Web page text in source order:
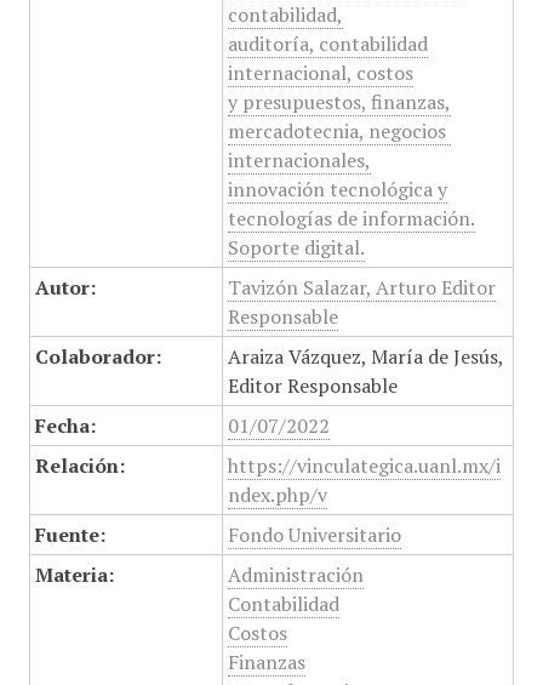
contabilidad,
auditoría, contabilidad
internacional, costos
y presupuestos, finanzas,
mercadotecnia, negocios
internacionales,
innovación tecnológica y
tecnologías de información.
Soporte digital.
Autor:
Tavizón Salazar, Arturo Editor
Responsable
Colaborador:
Araiza Vázquez, María de Jesús,
Editor Responsable
Fecha:
01/07/2022
Relación:
https://vinculategica.uanl.mx/i
ndex.php/v
Fuente:
Fondo Universitario
Materia:
Administración
Contabilidad
Costos
Finanzas